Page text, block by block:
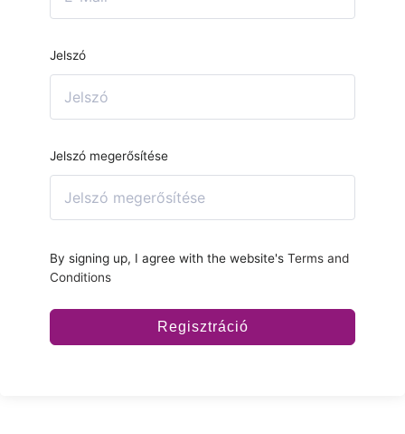
Jelszó
Jelszó megerősítése
By signing up, I agree with the website's Terms and
Conditions
Regisztráció